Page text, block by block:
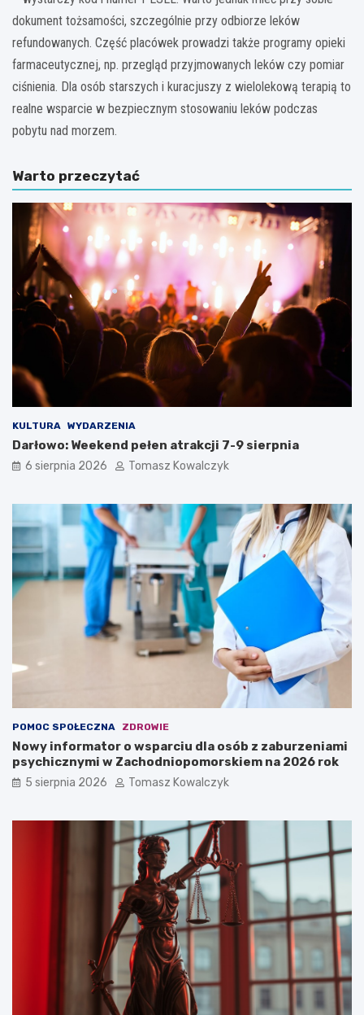
dokument tożsamości, szczególnie przy odbiorze leków
refundowanych. Część placówek prowadzi także programy opieki
farmaceutycznej, np. przegląd przyjmowanych leków czy pomiar
ciśnienia. Dla osób starszych i kuracjuszy z wielolekową terapią to
realne wsparcie w bezpiecznym stosowaniu leków podczas
pobytu nad morzem.
Warto przeczytać
KULTURA WYDARZENIA
Darłowo: Weekend pełen atrakcji 7-9 sierpnia
6 sierpnia 2026 Tomasz Kowalczyk
POMOC SPOŁECZNA ZDROWIE
Nowy informator o wsparciu dla osób z zaburzeniami
psychicznymi w Zachodniopomorskiem na 2026 rok
5 sierpnia 2026 Tomasz Kowalczyk